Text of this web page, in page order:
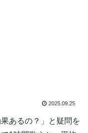
2025.09.25
あるの？」と疑問を